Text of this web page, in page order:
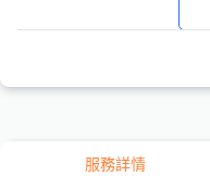
服務詳情